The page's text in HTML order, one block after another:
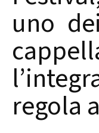
uno
regola